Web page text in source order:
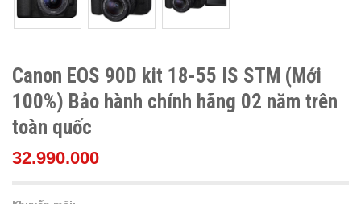
Canon EOS 90D kit 18-55 IS STM (Mới
100%) Bảo hành chính hãng 02 năm trên
toàn quốc
32.990.000